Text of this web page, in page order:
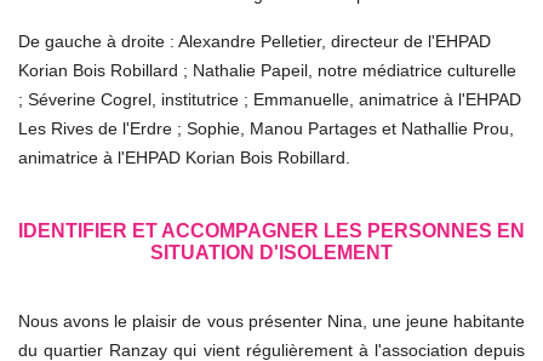
De gauche à droite : Alexandre Pelletier, directeur de l'EHPAD
Korian Bois Robillard ; Nathalie Papeil, notre médiatrice culturelle
; Séverine Cogrel, institutrice ; Emmanuelle, animatrice à l'EHPAD
Les Rives de l'Erdre ; Sophie, Manou Partages et Nathallie Prou,
animatrice à l'EHPAD Korian Bois Robillard.
IDENTIFIER ET ACCOMPAGNER LES PERSONNES EN
SITUATION D'ISOLEMENT
Nous avons le plaisir de vous présenter Nina, une jeune habitante
du quartier Ranzay qui vient régulièrement à l'association depuis